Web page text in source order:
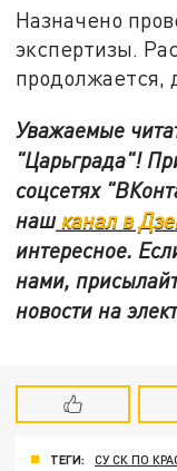
Назначено
экспертизы.
продолжается,
Уважаемые
"Царьграда"!
соцсетях
нашканал в
интересное.
нами,
новости на
ТЕГИ: СУ СК ПО